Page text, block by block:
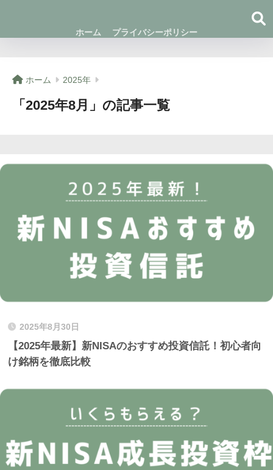
ホーム プライバシーポリシー
ホーム 2025年
「2025年8月」の記事一覧
2025年8月30日
【2025年最新】新NISAのおすすめ投資信託！初心者向
け銘柄を徹底比較